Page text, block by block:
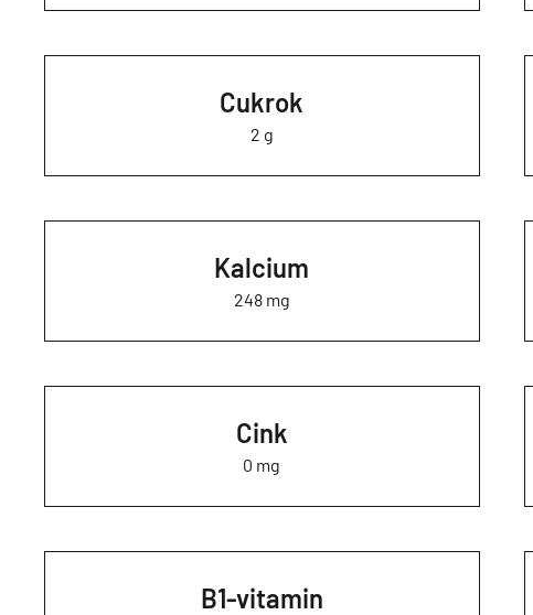
Cukrok
2 g
Kalcium
248 mg
Cink
0 mg
B1-vitamin